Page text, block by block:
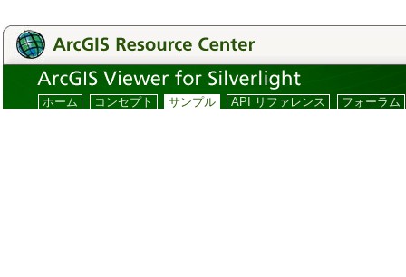
ホーム コンセプト サンプル API リファレンス フォーラム